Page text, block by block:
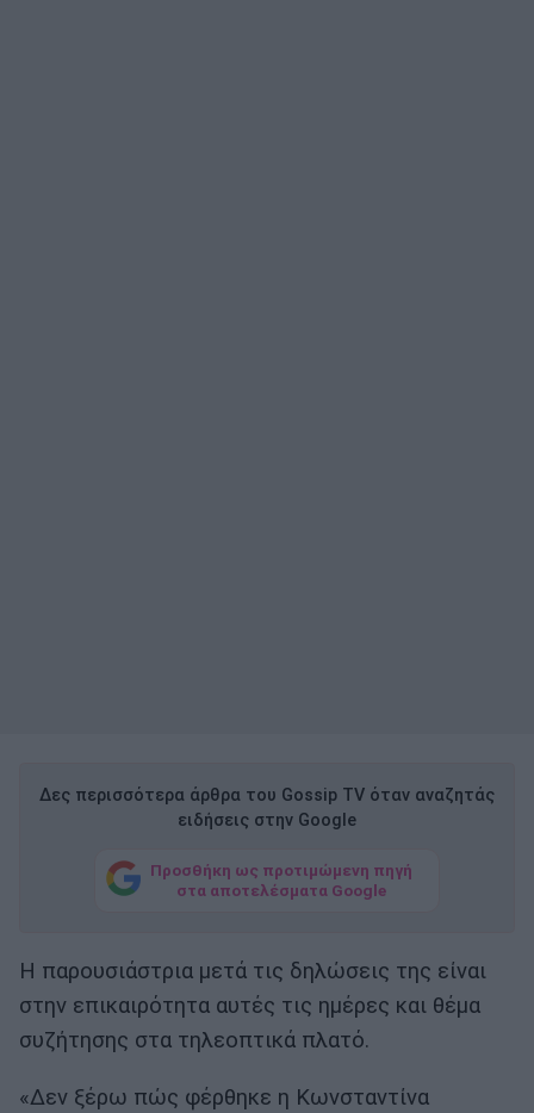
Δες περισσότερα άρθρα του Gossip TV όταν αναζητάς
ειδήσεις στην Google
Προσθήκη ως προτιμώμενη πηγή
στα αποτελέσματα Google
Η παρουσιάστρια μετά τις δηλώσεις της είναι
στην επικαιρότητα αυτές τις ημέρες και θέμα
συζήτησης στα τηλεοπτικά πλατό.
«Δεν ξέρω πώς φέρθηκε η Κωνσταντίνα